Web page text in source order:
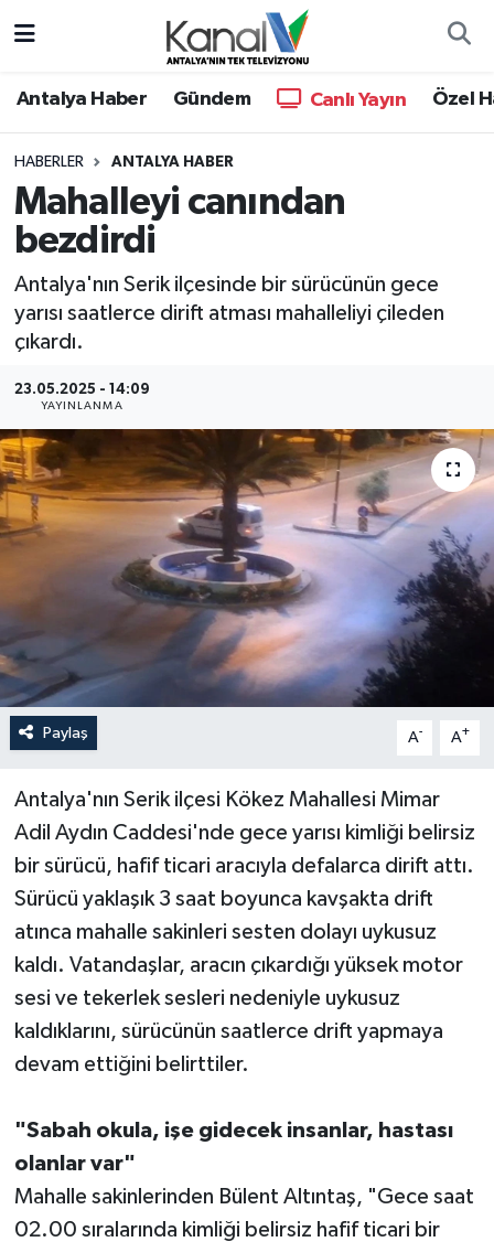
Antalya Haber Gündem Canlı Yayın Özel
HABERLER ANTALYA HABER
Mahalleyi canından
bezdirdi
Antalya'nın Serik ilçesinde bir sürücünün gece
yarısı saatlerce dirift atması mahalleliyi çileden
çıkardı.
23.05.2025 - 14:09
YAYINLANMA
Paylaş A- A+
Antalya'nın Serik ilçesi Kökez Mahallesi Mimar
Adil Aydın Caddesi'nde gece yarısı kimliği belirsiz
bir sürücü, hafif ticari aracıyla defalarca dirift attı.
Sürücü yaklaşık 3 saat boyunca kavşakta drift
atınca mahalle sakinleri sesten dolayı uykusuz
kaldı. Vatandaşlar, aracın çıkardığı yüksek motor
sesi ve tekerlek sesleri nedeniyle uykusuz
kaldıklarını, sürücünün saatlerce drift yapmaya
devam ettiğini belirttiler.
"Sabah okula, işe gidecek insanlar, hastası
olanlar var"
Mahalle sakinlerinden Bülent Altıntaş, "Gece saat
02.00 sıralarında kimliği belirsiz hafif ticari bir
Antalya Haber
Dünya
Eğitim
Ekonomi
Haber Kuşakları
Haberler
KANALV Spor
Kültür Sanat
Sağlık
Siyaset
Sosyal medya
Teknoloji
Turizm
Yaşam
Hava Durumu
Trafik Durumu
Süper Lig Puan Durumu ve Fikstür
Tüm Manşetler